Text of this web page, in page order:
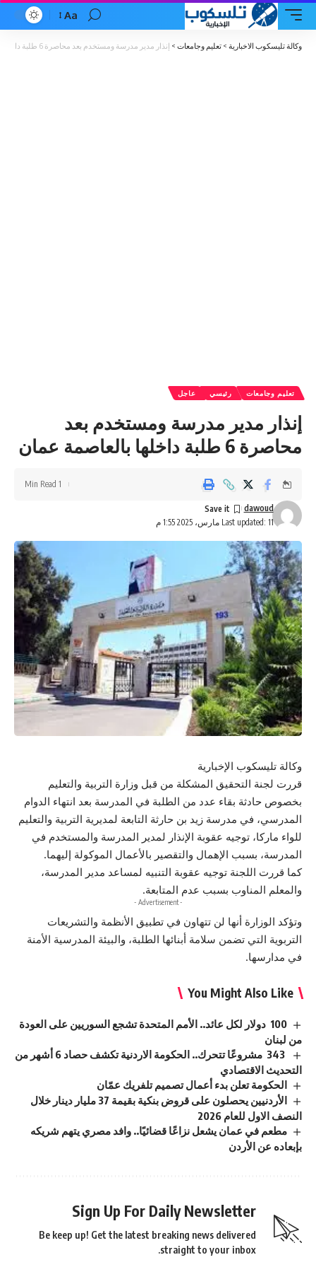
Font
Resizer
Aa
وكالة تليسكوب الاخبارية > تعليم وجامعات > إنذار مدير مدرسة ومستخدم بعد محاصرة 6 طلبة داخلها بالعاصمة عمان
تعليم وجامعات رئيسي عاجل
إنذار مدير مدرسة ومستخدم بعد
محاصرة 6 طلبة داخلها بالعاصمة عمان
Last updated: 11 مارس، 2025 1:55 م
dawoud
1 Min Read
وكالة تليسكوب الإخبارية
قررت لجنة التحقيق المشكلة من قبل وزارة التربية والتعليم
بخصوص حادثة بقاء عدد من الطلبة في المدرسة بعد انتهاء الدوام
المدرسي، في مدرسة زيد بن حارثة التابعة لمديرية التربية والتعليم
للواء ماركا، توجيه عقوبة الإنذار لمدير المدرسة والمستخدم في
المدرسة، بسبب الإهمال والتقصير بالأعمال الموكولة إليهما.
كما قررت اللجنة توجيه عقوبة التنبيه لمساعد مدير المدرسة،
والمعلم المناوب بسبب عدم المتابعة.
- Advertisement -
وتؤكد الوزارة أنها لن تتهاون في تطبيق الأنظمة والتشريعات
التربوية التي تضمن سلامة أبنائها الطلبة، والبيئة المدرسية الأمنة
في مدارسها.
You Might Also Like
100 دولار لكل عائد.. الأمم المتحدة تشجع السوريين على العودة
من لبنان
343 مشروعًا تتحرك.. الحكومة الاردنية تكشف حصاد 6 أشهر من
التحديث الاقتصادي
الحكومة تعلن بدء أعمال تصميم تلفريك عمّان
الأردنيين يحصلون على قروض بنكية بقيمة 37 مليار دينار خلال
النصف الاول للعام 2026
مطعم في عمان يشعل نزاعًا قضائيًا.. وافد مصري يتهم شريكه
بإبعاده عن الأردن
Sign Up For Daily Newsletter
Be keep up! Get the latest breaking news delivered
straight to your inbox.